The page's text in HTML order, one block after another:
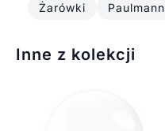
Żarówki Paulmann
Inne z kolekcji